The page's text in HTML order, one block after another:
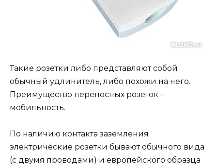
Такие розетки либо представляют собой
обычный удлинитель, либо похожи на него.
Преимущество переносных розеток –
мобильность.
По наличию контакта заземления
электрические розетки бывают обычного вида
(с двумя проводами) и европейского образца